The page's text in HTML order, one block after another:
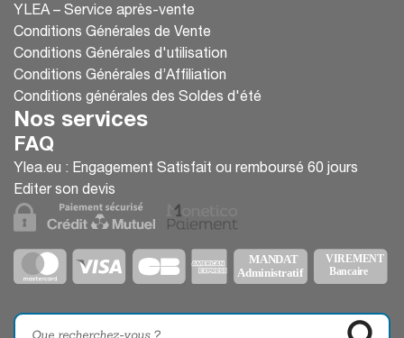
YLEA – Service après-vente
Conditions Générales de Vente
Conditions Générales d'utilisation
Conditions Générales d’Affiliation
Conditions générales des Soldes d'été
Nos services
FAQ
Ylea.eu : Engagement Satisfait ou remboursé 60 jours
Editer son devis